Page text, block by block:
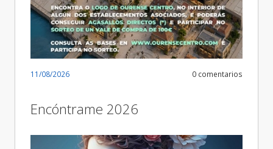
11/08/2026 0 comentarios
Encóntrame 2026